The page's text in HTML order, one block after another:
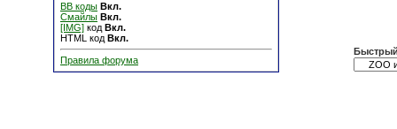
BB коды Вкл.
Смайлы Вкл.
[IMG] код Вкл.
HTML код Вкл.
Правила форума